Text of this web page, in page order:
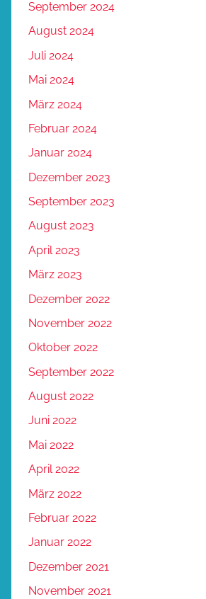
September 2024
August 2024
Juli 2024
Mai 2024
März 2024
Februar 2024
Januar 2024
Dezember 2023
September 2023
August 2023
April 2023
März 2023
Dezember 2022
November 2022
Oktober 2022
September 2022
August 2022
Juni 2022
Mai 2022
April 2022
März 2022
Februar 2022
Januar 2022
Dezember 2021
November 2021